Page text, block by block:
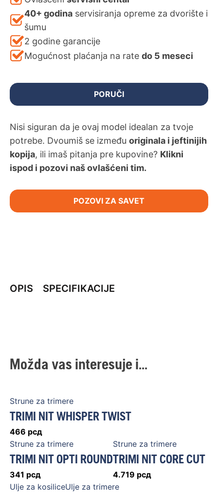
40+ godina servisiranja opreme za dvorište i
šumu
2 godine garancije
Mogućnost plaćanja na rate do 5 meseci
PORUČI
Nisi siguran da je ovaj model idealan za tvoje
potrebe. Dvoumiš se između originala i jeftinijih
kopija, ili imaš pitanja pre kupovine? Klikni
ispod i pozovi naš ovlašćeni tim.
POZOVI ZA SAVET
OPIS SPECIFIKACIJE
Možda vas interesuje i...
Strune za trimere
TRIMI NIT WHISPER TWIST
466 рсд
Strune za trimere
TRIMI NIT OPTI ROUND
341 рсд
Strune za trimere
TRIMI NIT CORE CUT
4.719 рсд
Ulje za kosiliceUlje za trimere